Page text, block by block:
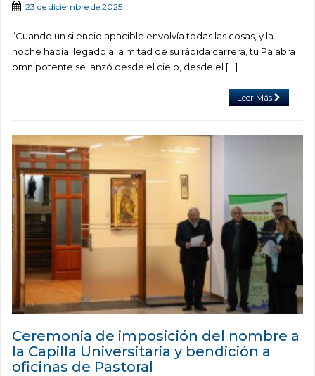
23 de diciembre de 2025
“Cuando un silencio apacible envolvía todas las cosas, y la
noche había llegado a la mitad de su rápida carrera, tu Palabra
omnipotente se lanzó desde el cielo, desde el […]
Leer Más
Ceremonia de imposición del nombre a
la Capilla Universitaria y bendición a
oficinas de Pastoral